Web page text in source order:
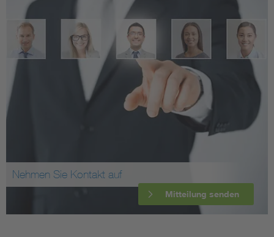
Nehmen Sie Kontakt auf
Mitteilung senden